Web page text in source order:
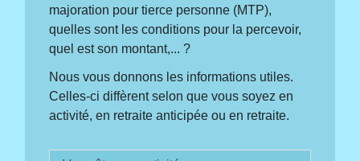
majoration pour tierce personne (MTP),
quelles sont les conditions pour la percevoir,
quel est son montant,... ?
Nous vous donnons les informations utiles.
Celles-ci diffèrent selon que vous soyez en
activité, en retraite anticipée ou en retraite.